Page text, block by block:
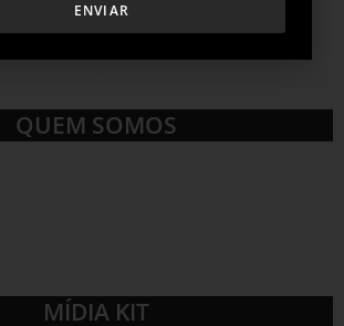
QUEM SOMOS
MÍDIA KIT
ENVIAR